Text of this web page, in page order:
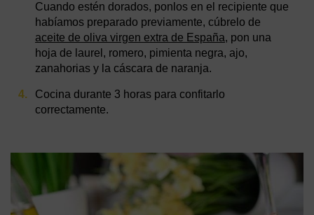
Cuando estén dorados, ponlos en el recipiente que
habíamos preparado previamente, cúbrelo de
aceite de oliva virgen extra de España, pon una
hoja de laurel, romero, pimienta negra, ajo,
zanahorias y la cáscara de naranja.
Cocina durante 3 horas para confitarlo
correctamente.